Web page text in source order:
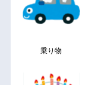
乗り物